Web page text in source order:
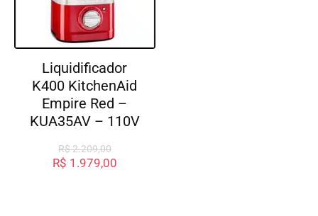
Liquidificador
K400 KitchenAid
Empire Red –
KUA35AV – 110V
R$2.209,00
R$ 1.979,00